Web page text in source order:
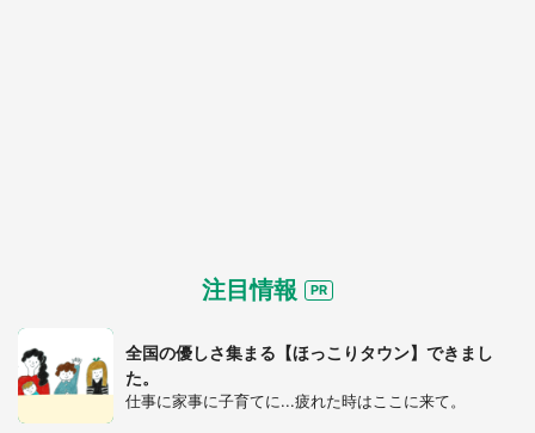
注目情報
全国の優しさ集まる【ほっこりタウン】できまし
た。
仕事に家事に子育てに...疲れた時はここに来て。